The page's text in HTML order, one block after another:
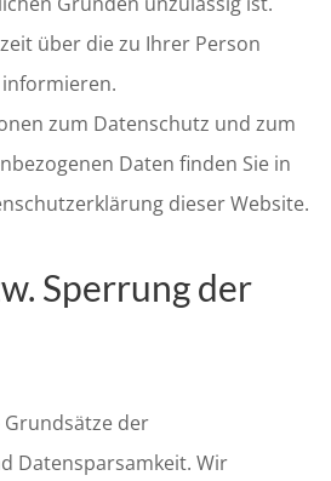
über die zu Ihrer Person
zum Datenschutz und zum
Daten finden Sie in
dieser Website.
Sperrung der
der
Datensparsamkeit. Wir